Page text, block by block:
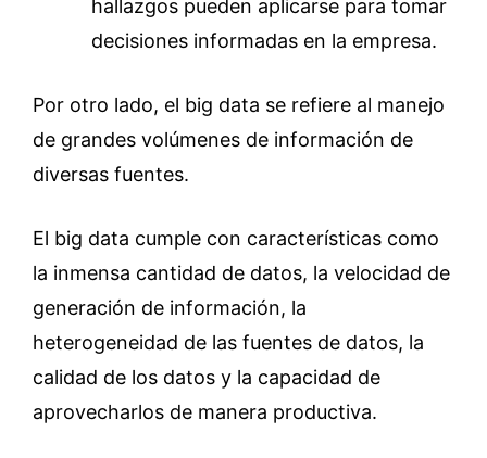
hallazgos pueden aplicarse para tomar
decisiones informadas en la empresa.
Por otro lado, el big data se refiere al manejo
de grandes volúmenes de información de
diversas fuentes.
El big data cumple con características como
la inmensa cantidad de datos, la velocidad de
generación de información, la
heterogeneidad de las fuentes de datos, la
calidad de los datos y la capacidad de
aprovecharlos de manera productiva.